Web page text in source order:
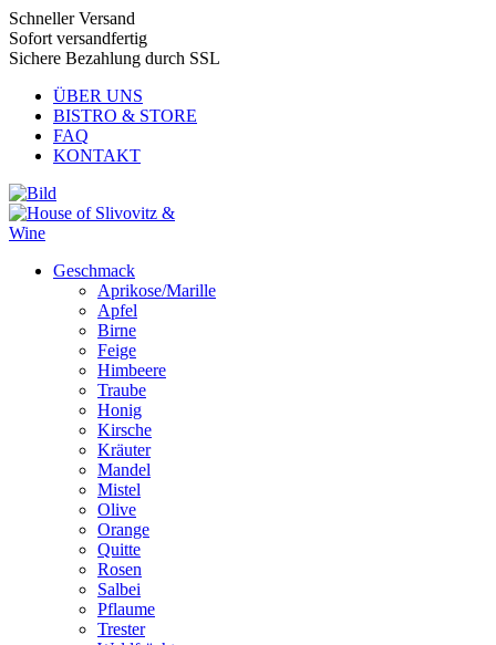
Schneller Versand
Sofort versandfertig
Sichere Bezahlung durch SSL
ÜBER UNS
BISTRO & STORE
FAQ
KONTAKT
Geschmack
Aprikose/Marille
Apfel
Birne
Feige
Himbeere
Traube
Honig
Kirsche
Kräuter
Mandel
Mistel
Olive
Orange
Quitte
Rosen
Salbei
Pflaume
Trester